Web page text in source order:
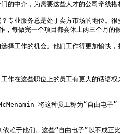
的中介，为需要这些人才的公司牵线搭
专业服务总是处于卖方市场的地位。
完一个项目都会休上两三个月的假
择工作的机会。他们工作得更加愉快，
作在这些职位上的员工有更大的话语
将这种员工称为“自由电子”
赖于他们。这些“自由电子”以不成正比